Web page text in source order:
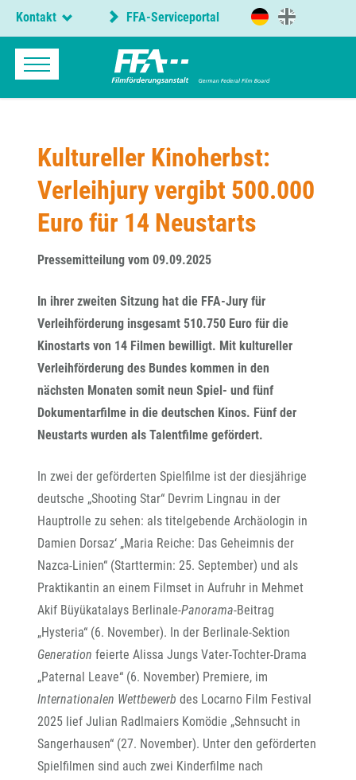
Kontakt FFA-Serviceportal
Kultureller Kinoherbst:
Verleihjury vergibt 500.000
Euro für 14 Neustarts
Pressemitteilung vom 09.09.2025
In ihrer zweiten Sitzung hat die FFA-Jury für
Verleihförderung insgesamt 510.750 Euro für die
Kinostarts von 14 Filmen bewilligt. Mit kultureller
Verleihförderung des Bundes kommen in den
nächsten Monaten somit neun Spiel- und fünf
Dokumentarfilme in die deutschen Kinos. Fünf der
Neustarts wurden als Talentfilme gefördert.
In zwei der geförderten Spielfilme ist der diesjährige
deutsche „Shooting Star“ Devrim Lingnau in der
Hauptrolle zu sehen: als titelgebende Archäologin in
Damien Dorsaz‘ „Maria Reiche: Das Geheimnis der
Nazca-Linien“ (Starttermin: 25. September) und als
Praktikantin an einem Filmset in Aufruhr in Mehmet
Akif Büyükatalays Berlinale-Panorama-Beitrag
„Hysteria“ (6. November). In der Berlinale-Sektion
Generation feierte Alissa Jungs Vater-Tochter-Drama
„Paternal Leave“ (6. November) Premiere, im
Internationalen Wettbewerb des Locarno Film Festival
2025 lief Julian Radlmaiers Komödie „Sehnsucht in
Sangerhausen“ (27. November). Unter den geförderten
Spielfilmen sind auch zwei Kinderfilme nach